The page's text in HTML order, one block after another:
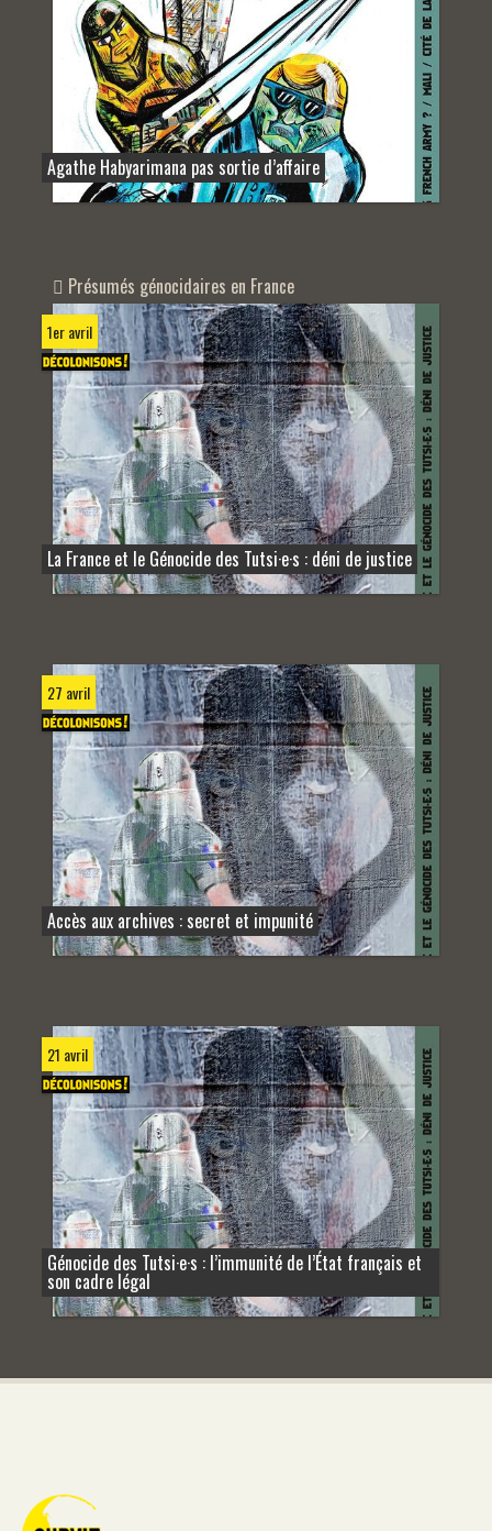
Agathe Habyarimana pas sortie d’affaire
Présumés génocidaires en France
1er avril
La France et le Génocide des Tutsi·e·s : déni de justice
27 avril
Accès aux archives : secret et impunité
21 avril
Génocide des Tutsi·e·s : l’immunité de l’État français et
son cadre légal